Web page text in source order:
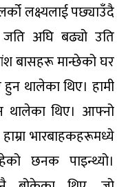
लक्ष्यलाई पछ्याउँदै
जति अघि बढ्यो उति
बासहरू मान्छेको घर
थालेका थिए। हामी
थालेका थिए। आफ्नो
भारबाहकहरूमध्ये
छनक पाइन्थ्यो।